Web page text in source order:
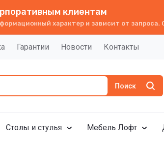
клиентам
характер и зависит от
Гарантии Новости Контакты
Поиск
Столы и стулья Мебель Лофт